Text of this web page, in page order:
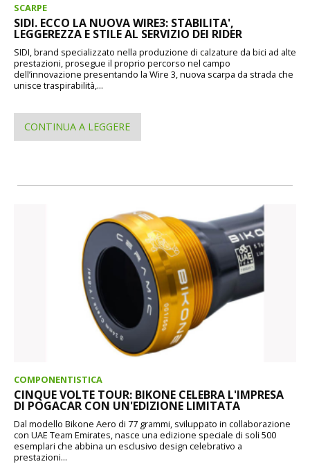
SCARPE
SIDI. ECCO LA NUOVA WIRE3: STABILITA',
LEGGEREZZA E STILE AL SERVIZIO DEI RIDER
SIDI, brand specializzato nella produzione di calzature da bici ad alte
prestazioni, prosegue il proprio percorso nel campo
dell’innovazione presentando la Wire 3, nuova scarpa da strada che
unisce traspirabilità,...
CONTINUA A LEGGERE
COMPONENTISTICA
CINQUE VOLTE TOUR: BIKONE CELEBRA L'IMPRESA
DI POGACAR CON UN'EDIZIONE LIMITATA
Dal modello Bikone Aero di 77 grammi, sviluppato in collaborazione
con UAE Team Emirates, nasce una edizione speciale di soli 500
esemplari che abbina un esclusivo design celebrativo a
prestazioni...